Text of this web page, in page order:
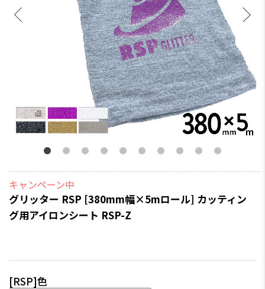
キャンペーン中
グリッター RSP [380mm幅×5mロール] カッティン
グ用アイロンシート RSP-Z
[RSP]色